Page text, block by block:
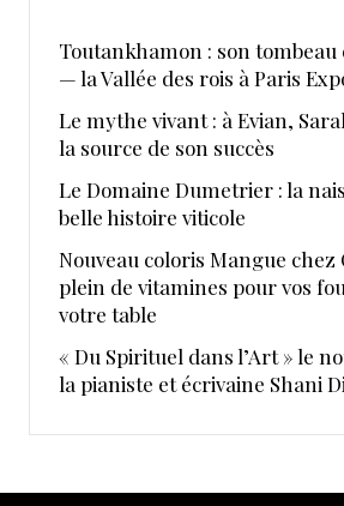
Toutankhamon : son tombeau
— la Vallée des rois à Paris
Le mythe vivant : à Evian,
la source de son succès
Le Domaine Dumetrier : la
belle histoire viticole
Nouveau coloris Mangue chez
plein de vitamines pour vos
votre table
« Du Spirituel dans l’Art » le
la pianiste et écrivaine Shani